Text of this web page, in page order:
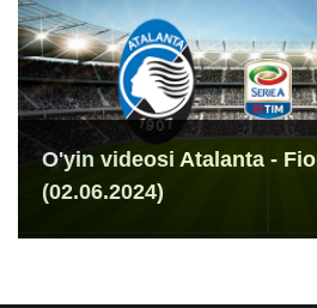
O'yin videosi Atalanta -
(02.06.2024)